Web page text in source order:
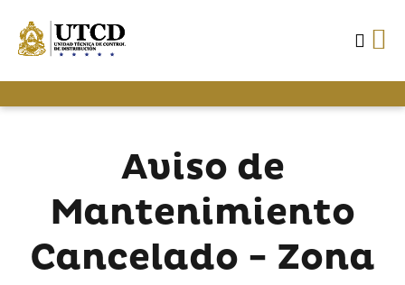
Aviso de
Mantenimiento
Cancelado - Zona